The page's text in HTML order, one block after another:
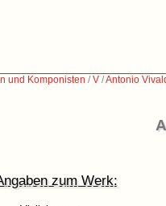
und Komponisten /V /Antonio
zum Werk: